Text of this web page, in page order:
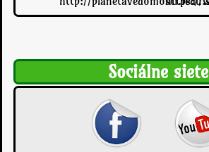
Sociálne siete